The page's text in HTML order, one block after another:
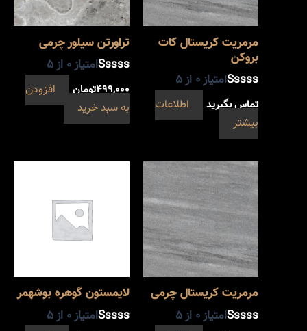
مرمریت کریستال کات
بروکن
امتیاز0 از 5
تماس بگیرید
اطلاعات
بیشتر
تراورتن سیلور چرمی
امتیاز0 از 5
۴۹۹,۰۰۰تومان
افزودن
به سبد خرید
مرمریت کریستال چرمی
امتیاز0 از 5
لایمستون گوهره بوشهمر
امتیاز0 از 5